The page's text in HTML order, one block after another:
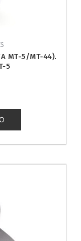
MT-5/MT-44).
5